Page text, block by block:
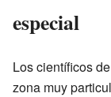
especial
Los científicos
zona muy